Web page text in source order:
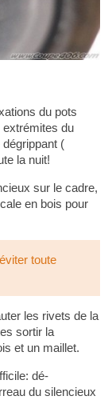
du pots
extrémites du
(
la nuit!
sur le cadre,
en bois pour
toute
les rivets de la
sortir la
et un maillet.
dé-
du silencieux